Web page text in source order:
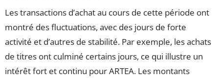
Les transactions d’achat au cours de cette période ont
montré des fluctuations, avec des jours de forte
activité et d’autres de stabilité. Par exemple, les achats
de titres ont culminé certains jours, ce qui illustre un
intérêt fort et continu pour ARTEA. Les montants